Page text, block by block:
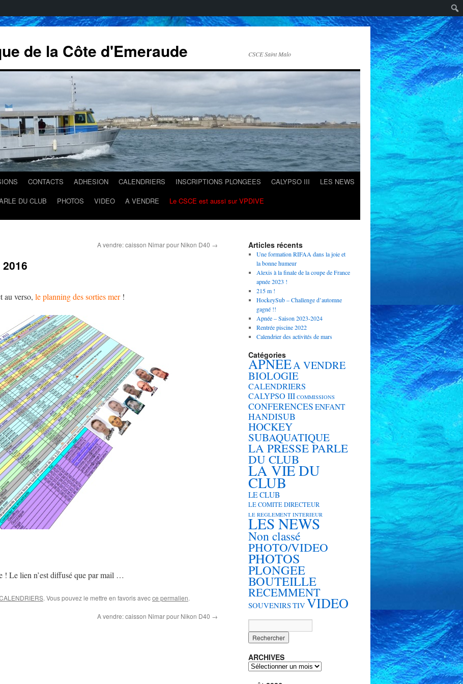
de la Côte d'Emeraude CSCE Saint Malo
CONTACTS ADHESION CALENDRIERS INSCRIPTIONS PLONGEES CALYPSO III
LES NEWS
DU CLUB PHOTOS VIDEO A VENDRE Le CSCE est aussi sur VPDIVE
A vendre: caisson Nimar pour Nikon D40 →
au verso, le planning des sorties mer!
! Le lien n’est diffusé que par mail …
. Vous pouvez le mettre en favoris avecce permalien.
A vendre: caisson Nimar pour Nikon D40 →
Articles récents
Une formation RIFAA dans la joie et
la bonne humeur
Alexis à la finale de la coupe de France
apnée 2023 !
215 m !
HockeySub – Challenge d’automne
gagné !!
Apnée – Saison 2023-2024
Rentrée piscine 2022
Calendrier des activités de mars
Catégories
APNEEA VENDRE
BIOLOGIE
CALENDRIERS
CALYPSO III COMMISSIONS
CONFERENCES ENFANT
HANDISUB
HOCKEY
SUBAQUATIQUE
LA PRESSE PARLE
DU CLUB
LA VIE DU
CLUB
LE CLUB
LE COMITE DIRECTEUR
LE REGLEMENT INTERIEUR
LES NEWS
Non classé
PHOTO/VIDEO
PHOTOS
PLONGEE
BOUTEILLE
RECEMMENT
SOUVENIRSTIV VIDEO
ARCHIVES
ARCHIVES